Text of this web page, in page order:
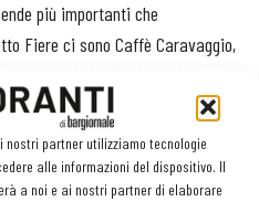
nostri partner utilizziamo tecnologie
alle informazioni del dispositivo. Il
a noi e ai nostri partner di elaborare
più importanti che
Fiere ci sono Caffè Caravaggio,
Zuccheri, Italmill, Olibar, Olio
Food World, Sanitars,